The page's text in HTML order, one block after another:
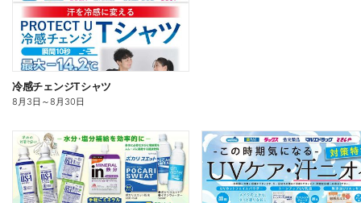
冷感チェンジTシャツ
8月3日 ～8月30日